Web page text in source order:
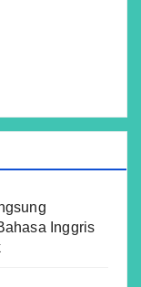
Inggris